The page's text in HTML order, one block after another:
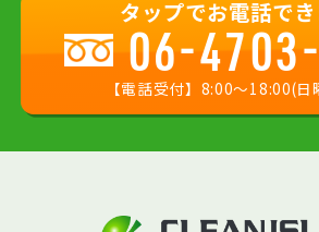
タップでお電話で
06-
【電話受付】8:00〜18:00(日